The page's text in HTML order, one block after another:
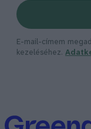
E-mail-címem
kezeléséhez.